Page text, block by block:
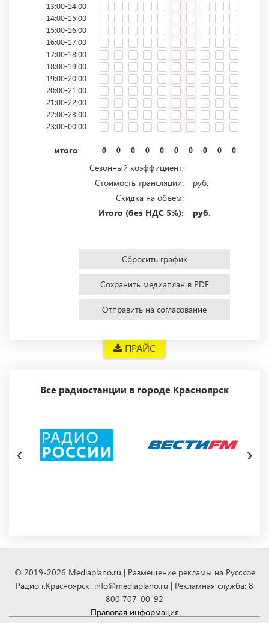
ПРАЙС
13:00-14:00
14:00-15:00
15:00-16:00
16:00-17:00
17:00-18:00
18:00-19:00
19:00-20:00
20:00-21:00
21:00-22:00
22:00-23:00
23:00-00:00
итого 0 0 0 0 0 0 0 0 0 0
Сезонный коэффициент:
Стоимость трансляции:
руб.
Скидка на объем:
Итого (без НДС 5%):
руб.
Сбросить график
Сохранить медиаплан в PDF
Отправить на согласование
Все радиостанции в городе Красноярск
‹ ›
© 2019-2026 Mediaplano.ru | Размещение рекламы на Русское
Радио г.Красноярск: info@mediaplano.ru | Рекламная служба: 8
800 707-00-92
Правовая информация